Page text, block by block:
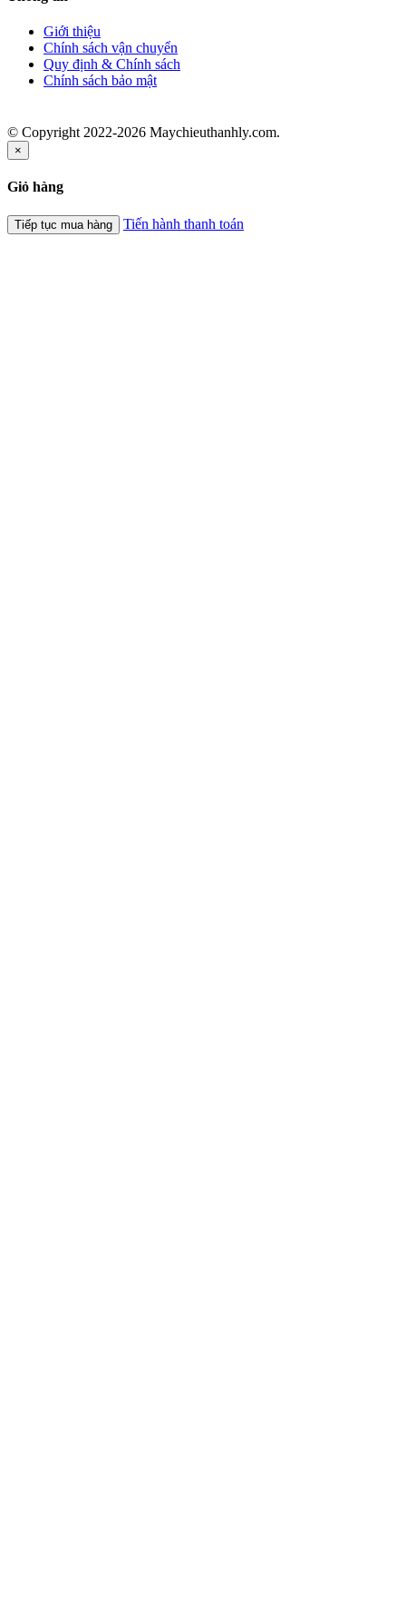
Giới thiệu
Chính sách vận chuyển
Quy định & Chính sách
Chính sách bảo mật
© Copyright 2022-2026 Maychieuthanhly.com.
×
Giỏ hàng
Tiếp tục mua hàng Tiến hành thanh toán